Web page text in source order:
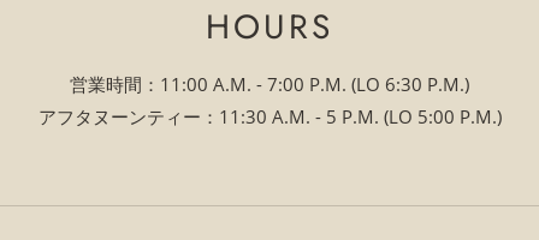
HOURS
営業時間：11:00 A.M. - 7:00 P.M. (LO 6:30 P.M.)
アフタヌーンティー：11:30 A.M. - 5 P.M. (LO 5:00 P.M.)